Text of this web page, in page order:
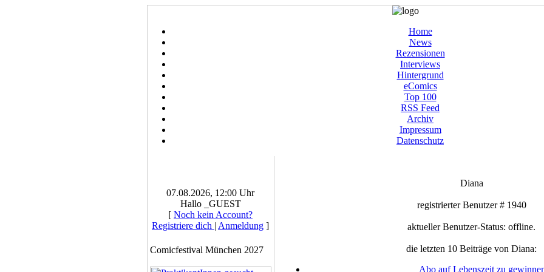
Home
News
Rezensionen
Interviews
Hintergrund
eComics
Top 100
RSS Feed
Archiv
Impressum
Datenschutz
07.08.2026, 12:00 Uhr
Hallo _GUEST
[ Noch kein Account?
Registriere dich | Anmeldung ]
Comicfestival München 2027
Diana
registrierter Benutzer # 1940
aktueller Benutzer-Status: offline.
die letzten 10 Beiträge von Diana:
Abo auf Lebenszeit zu